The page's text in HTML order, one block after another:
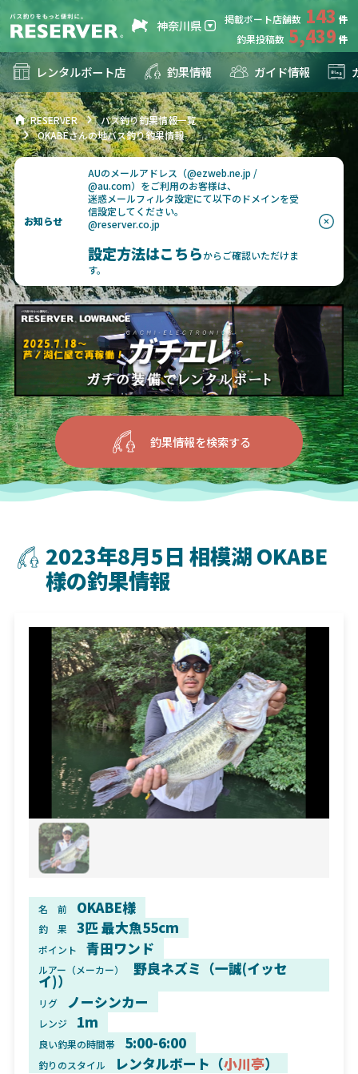
神奈川県 掲載ボート店舗数 143
釣果投稿数 5,439
レンタルボート店 釣果情報 ガイド情報
RESERVER
バス釣り釣果情報一覧
OKABEさんの地バス釣り釣果情報
お知らせ
AUのメールアドレス（@ezweb.ne.jp /
@au.com）をご利用のお客様は、
迷惑メールフィルタ設定にて以下のドメインを受
信設定してください。
@reserver.co.jp
設定方法はこちらからご確認いただけま
す。
釣果情報を検索する
2023年8月5日 相模湖 OKABE
様の釣果情報
名 前 OKABE様
釣 果 3匹 最大魚55cm
ポイント 青田ワンド
ルアー（メーカー） 野良ネズミ（一誠(イッセ
イ)）
リグ ノーシンカー
レンジ 1m
良い釣果の時間帯 5:00-6:00
釣りのスタイル レンタルボート（小川亭）